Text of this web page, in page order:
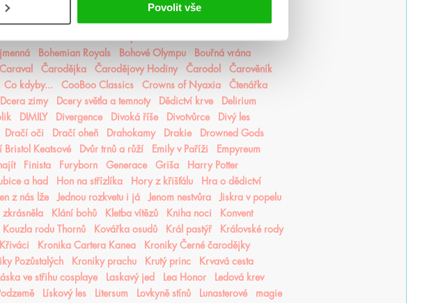
Povolit vše
snové analýzy
Bohemian Royals Bohové Olympu
Bouřná vrána
Caraval Čarodějka Čarodějovy Hodiny Čarodol
Čarověník
Co kdyby... CooBoo Classics Crowns of Nyaxia
Čtenářka
Dcera zimy Dcery světla a temnoty Dědictví krve
Delirium
DIMILY Divergence Divoká říše Divotvůrce
Divý les
Dračí oči Dračí oheň Drahokamy Drakie
Drowned Gods
Bristol Keatsové Dvůr trnů a růží Emily v Paříži
Empyreum
Finista Furyborn Generace Griša
Harry Potter
a had Hon na střízlíka Hory z křišťálu
Hra o dědictví
z nás lže Jednou rozkvetu i já Jenom nestvůra
Jiskra v popelu
zkrásněla Klání bohů Kletba vítězů Kniha noci
Konvent
Kouzla rodu Thornů Kovářka osudů Král pastýř
Královské rody
Křiváci Kronika Cartera Kanea
Kroniky Černé čarodějky
Pozůstalých Kroniky prachu Krutý princ
Krvavá cesta
Láska ve střihu cosplaye Laskavý jed Lea Honor
Ledová krev
Lískový les Litersum Lovkyně stínů Lunasterové
magie